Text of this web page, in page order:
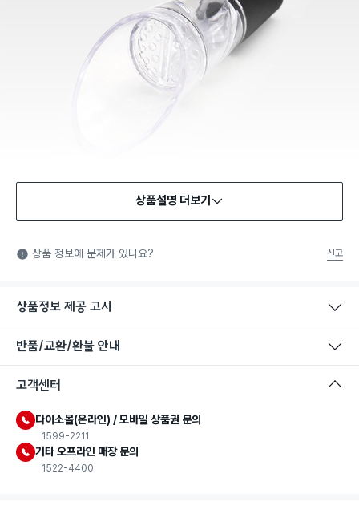
식품용 기구: 식품위생법에서 정한 규격에 따라 제조되어 식품 또
는 식품첨가물에 사용할 수 있는 식품용기구라는 표시입니다.
상품설명 더보기
상품 정보에 문제가 있나요? 신고
상품정보 제공 고시
반품/교환/환불 안내
고객센터
다이소몰(온라인) / 모바일 상품권 문의
1599-2211
기타 오프라인 매장 문의
1522-4400